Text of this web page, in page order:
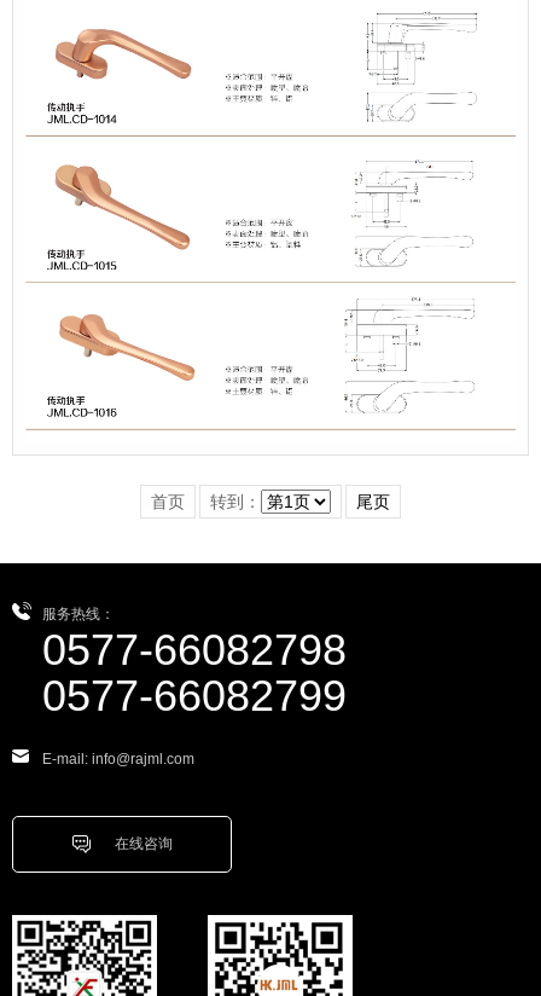
首页 转到： 尾页
服务热线：
0577-66082798
0577-66082799
E-mail: info@rajml.com
在线咨询